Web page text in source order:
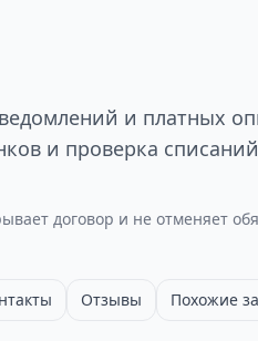
и платных
и проверка
договор и не отменяет
Отзывы Похожие